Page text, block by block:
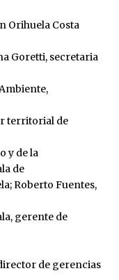
Orihuela Costa
Goretti, secretaria
territorial de
y de la
de
Roberto Fuentes,
gerente de
de gerencias